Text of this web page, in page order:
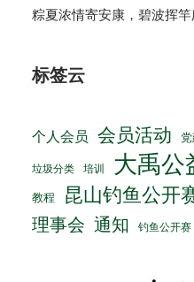
粽夏浓情寄安康，碧波挥竿
标签云
个人会员 会员活动
垃圾分类 培训 大禹公
教程 昆山钓鱼公开
理事会 通知 钓鱼公开赛